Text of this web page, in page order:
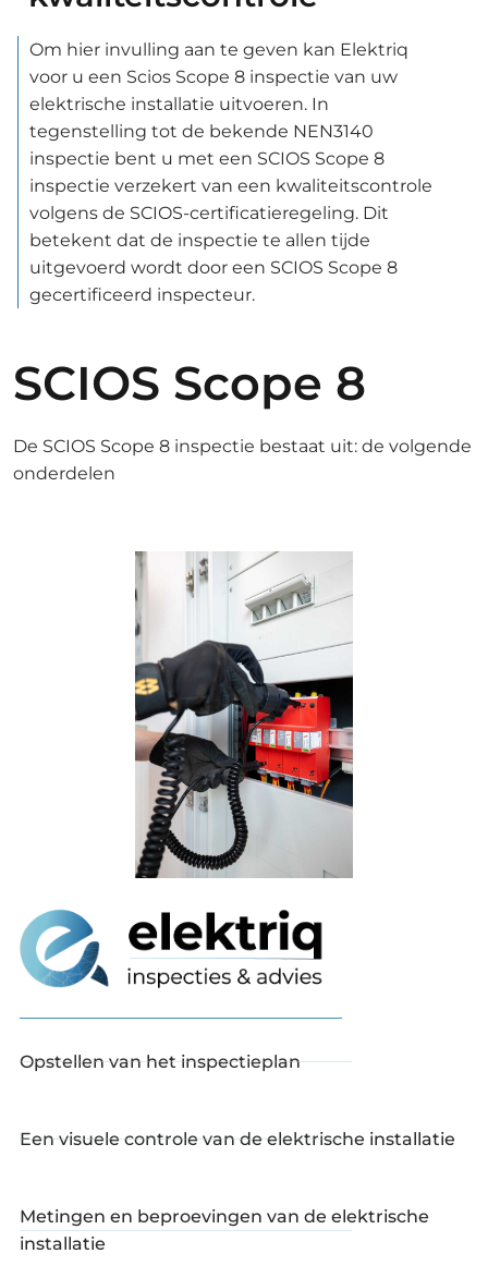
Om hier invulling aan te geven kan Elektriq
voor u een Scios Scope 8 inspectie van uw
elektrische installatie uitvoeren. In
tegenstelling tot de bekende NEN3140
inspectie bent u met een SCIOS Scope 8
inspectie verzekert van een kwaliteitscontrole
volgens de SCIOS-certificatieregeling. Dit
betekent dat de inspectie te allen tijde
uitgevoerd wordt door een SCIOS Scope 8
gecertificeerd inspecteur.
SCIOS Scope 8
De SCIOS Scope 8 inspectie bestaat uit: de volgende
onderdelen
Opstellen van het inspectieplan
Een visuele controle van de elektrische installatie
Metingen en beproevingen van de elektrische
installatie